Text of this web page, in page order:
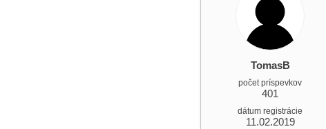
TomasB
počet príspevkov
401
dátum registrácie
11.02.2019